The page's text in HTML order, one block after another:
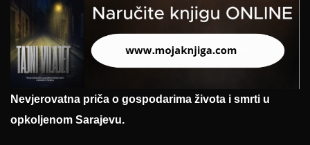
Nevjerovatna priča o gospodarima života i smrti u
opkoljenom Sarajevu.